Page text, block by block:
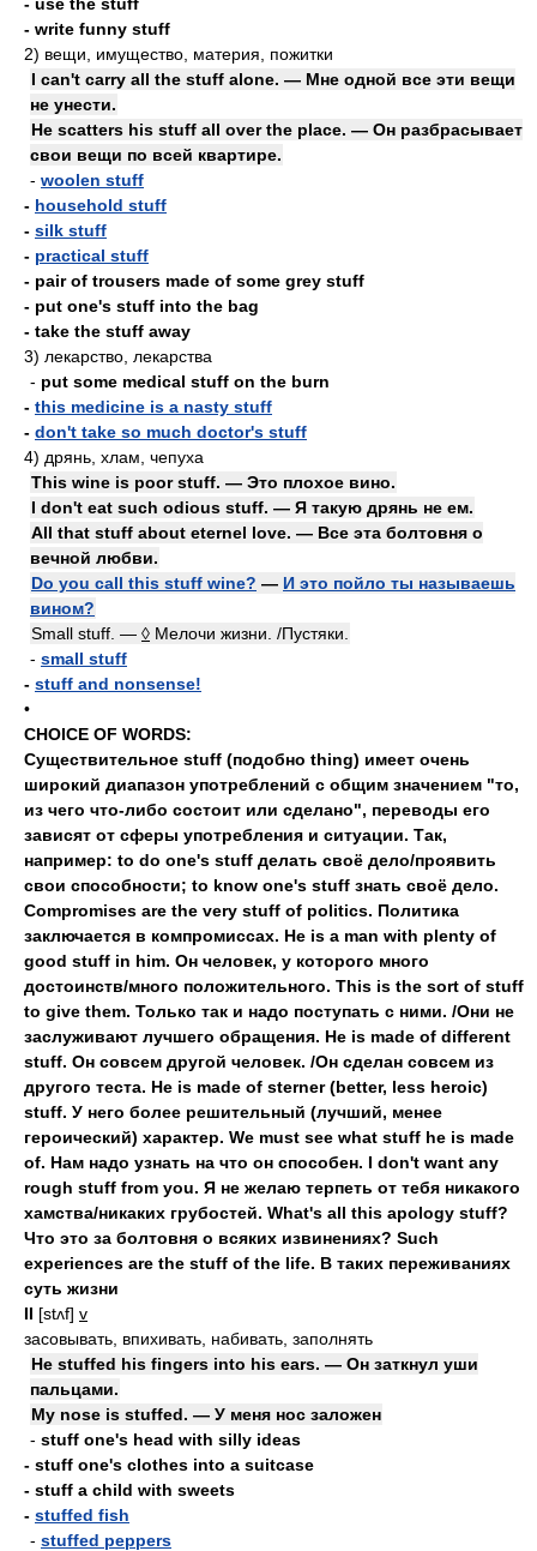
- write funny stuff
2) вещи, имущество, материя, пожитки
I can't carry all the stuff alone. — Мне одной все эти вещи
не унести.
He scatters his stuff all over the place. — Он разбрасывает
свои вещи по всей квартире.
- woolen stuff
- household stuff
- silk stuff
- practical stuff
- pair of trousers made of some grey stuff
- put one's stuff into the bag
- take the stuff away
3) лекарство, лекарства
- put some medical stuff on the burn
- this medicine is a nasty stuff
- don't take so much doctor's stuff
4) дрянь, хлам, чепуха
This wine is poor stuff. — Это плохое вино.
I don't eat such odious stuff. — Я такую дрянь не ем.
All that stuff about eternel love. — Все эта болтовня о
вечной любви.
Do you call this stuff wine? — И это пойло ты называешь
вином?
Small stuff. — ◊ Мелочи жизни. /Пустяки.
- small stuff
- stuff and nonsense!
•
CHOICE OF WORDS:
Существительное stuff (подобно thing) имеет очень
широкий диапазон употреблений с общим значением "то,
из чего что-либо состоит или сделано", переводы его
зависят от сферы употребления и ситуации. Так,
например: to do one's stuff делать своё дело/проявить
свои способности; to know one's stuff знать своё дело.
Compromises are the very stuff of politics. Политика
заключается в компромиссах. He is a man with plenty of
good stuff in him. Он человек, у которого много
достоинств/много положительного. This is the sort of stuff
to give them. Только так и надо поступать с ними. /Они не
заслуживают лучшего обращения. He is made of different
stuff. Он совсем другой человек. /Он сделан совсем из
другого теста. He is made of sterner (better, less heroic)
stuff. У него более решительный (лучший, менее
героический) характер. We must see what stuff he is made
of. Нам надо узнать на что он способен. I don't want any
rough stuff from you. Я не желаю терпеть от тебя никакого
хамства/никаких грубостей. What's all this apology stuff?
Что это за болтовня о всяких извинениях? Such
experiences are the stuff of the life. В таких переживаниях
суть жизни
II [stʌf] v
засовывать, впихивать, набивать, заполнять
He stuffed his fingers into his ears. — Он заткнул уши
пальцами.
My nose is stuffed. — У меня нос заложен
- stuff one's head with silly ideas
- stuff one's clothes into a suitcase
- stuff a child with sweets
- stuffed fish
- stuffed peppers